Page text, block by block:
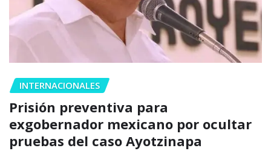
INTERNACIONALES
Prisión preventiva para
exgobernador mexicano por ocultar
pruebas del caso Ayotzinapa